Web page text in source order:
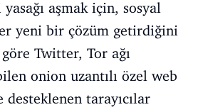
aşmak için, sosyal
yeni bir çözüm getirdiğini
göre Twitter, Tor ağı
onion uzantılı özel web
tarayıcılar